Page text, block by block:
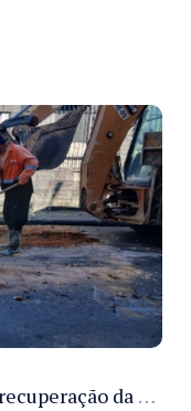
Prefeitura de Manaus conclui recuperação da rede de drenagem na avenida E do bairro Alvorada